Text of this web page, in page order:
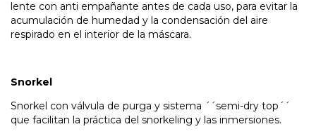
lente con anti empañante antes de cada uso, para evitar la
acumulación de humedad y la condensación del aire
respirado en el interior de la máscara.
Snorkel
Snorkel con válvula de purga y sistema ´´semi-dry top´´
que facilitan la práctica del snorkeling y las inmersiones.